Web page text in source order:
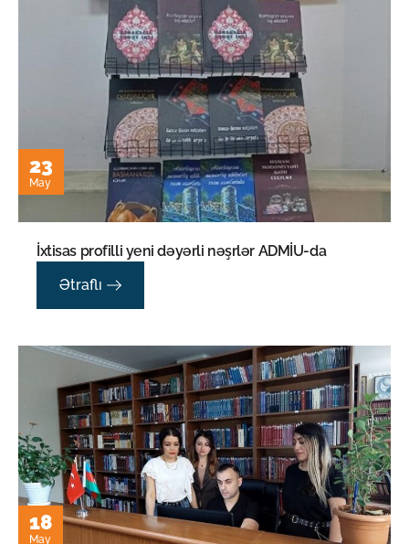
23
May
İxtisas profilli yeni dəyərli nəşrlər ADMİU-da
Ətraflı
18
May